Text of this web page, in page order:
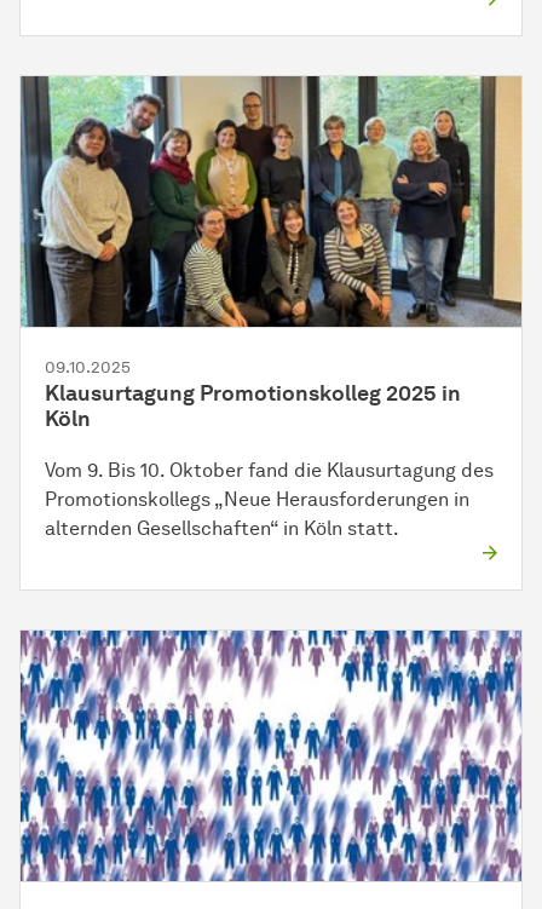
09.10.2025
Klausurtagung Promotionskolleg 2025 in
Köln
Vom 9. Bis 10. Oktober fand die Klausurtagung des
Promotionskollegs „Neue Herausforderungen in
alternden Gesellschaften“ in Köln statt.